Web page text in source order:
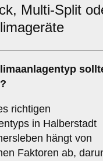
Multi-Split
richtigen
in Halberstadt
hängt von
Faktoren ab,